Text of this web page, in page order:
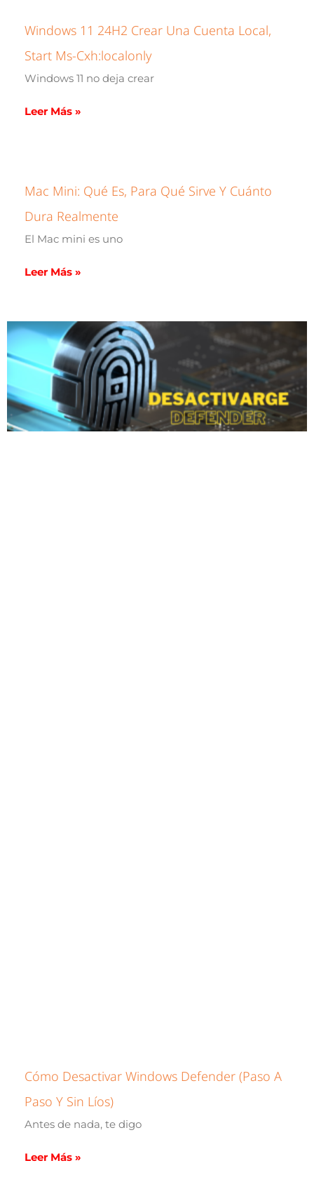
Windows 11 24H2 Crear Una Cuenta Local,
Start Ms-Cxh:localonly
Windows 11 no deja crear
Leer Más »
Mac Mini: Qué Es, Para Qué Sirve Y Cuánto
Dura Realmente
El Mac mini es uno
Leer Más »
Cómo Desactivar Windows Defender (paso A
Paso Y Sin Líos)
Antes de nada, te digo
Leer Más »